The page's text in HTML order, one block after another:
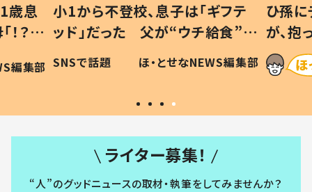
歳息
？」
編集部
小1から不登校、息子は「ギフテ
ッド」だった 父が“ウチ給食”を
作り続ける理由とは #令和の親
#令和の子
SNSで話題 ほ・とせなNEWS編集部
ひ孫
が、
「涙が
い」
ライター募集！
“人”のグッドニュースの取材・執筆をしてみませんか？